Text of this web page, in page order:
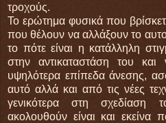
τροχούς.
Το ερώτημα φυσικά που
που θέλουν να αλλάξουν το
το πότε είναι η κατάλληλη
στην αντικαταστάση του
υψηλότερα επίπεδα άνεσης,
αυτό αλλά και από τις νέες
γενικότερα στη
ακολουθούν είναι και